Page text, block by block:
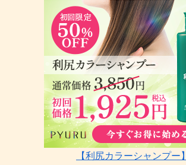
【利尻カラーシャンプー】